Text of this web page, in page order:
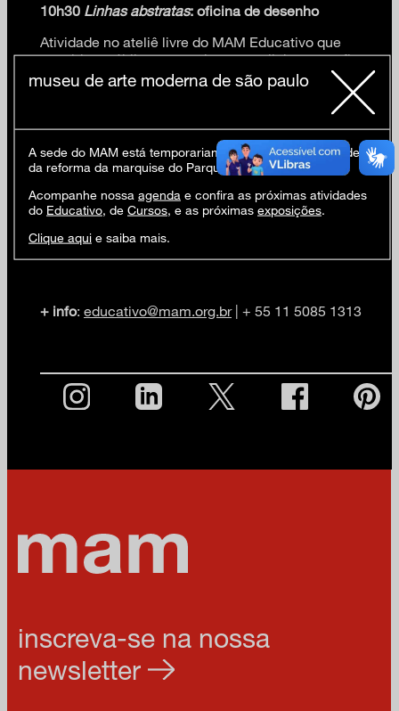
10h30 Linhas abstratas: oficina de desenho
Atividade no ateliê livre do MAM Educativo que
convida o público a experimentar a linha como fio
condutor de um desenho não figurativo.
Aberto ao público. Vagas limitadas.
Inscrições com 30 min de antecedência na
Recepção do MAM São Paulo.
Em português.
+ info: educativo@mam.org.br| + 55 11 5085 1313
inscreva-se na nossa
newsletter
museu de arte moderna de são paulo
A sede do MAM está temporariamente fechada em virtude
da reforma da marquise do Parque Ibirapuera.
Acompanhe nossa agenda e confira as próximas atividades
do Educativo, de Cursos, e as próximas exposições.
Clique aqui e saiba mais.